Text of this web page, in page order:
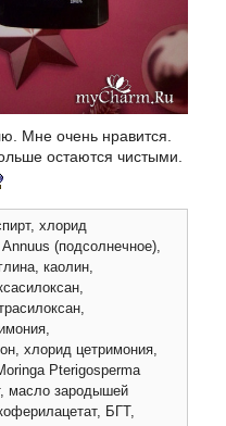
Мне очень нравится.
остаются чистыми.
хлорид
(подсолнечное),
каолин,
хлорид цетримония,
Pterigosperma
масло зародышей
БГТ,